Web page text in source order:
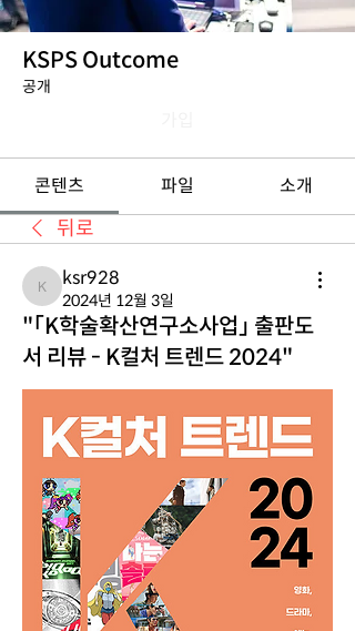
KSPS Outcome
공개
콘텐츠 파일 소개
뒤로
ksr928
ksr928
2024년 12월 3일
"「K학술확산연구소사업」 출판도
서 리뷰 - K컬처 트렌드 2024"